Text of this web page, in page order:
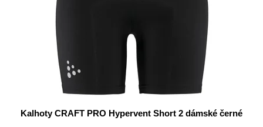
Kalhoty CRAFT PRO Hypervent Short 2 dámské černé